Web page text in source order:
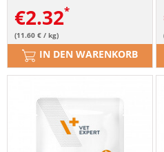
€2.32
(11.60 € / kg)
IN DEN WARENKORB